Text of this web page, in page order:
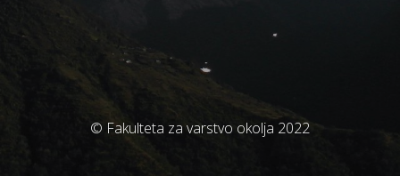
© Fakulteta za varstvo okolja 2022